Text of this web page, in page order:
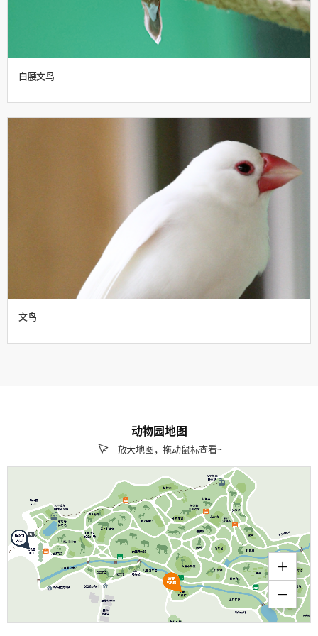
白腰文鸟
文鸟
动物园地图
放大地图，拖动鼠标查看~